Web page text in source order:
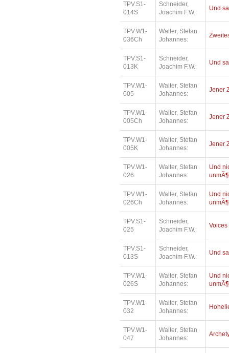
TPV.S1-
014S
Schneider,
Joachim F.W.:
Und
TPV.W1-
036Ch
Walter, Stefan
Johannes:
TPV.S1-
013K
Schneider,
Joachim F.W.:
Und
TPV.W1-
005
Walter, Stefan
Johannes:
Jener
TPV.W1-
005Ch
Walter, Stefan
Johannes:
Jener
TPV.W1-
005K
Walter, Stefan
Johannes:
Jener
TPV.W1-
026
Walter, Stefan
Johannes:
Und
TPV.W1-
026Ch
Walter, Stefan
Johannes:
Und
TPV.S1-
025
Schneider,
Joachim F.W.:
Voices
TPV.S1-
013S
Schneider,
Joachim F.W.:
Und
TPV.W1-
026S
Walter, Stefan
Johannes:
Und
TPV.W1-
032
Walter, Stefan
Johannes:
TPV.W1-
047
Walter, Stefan
Johannes: